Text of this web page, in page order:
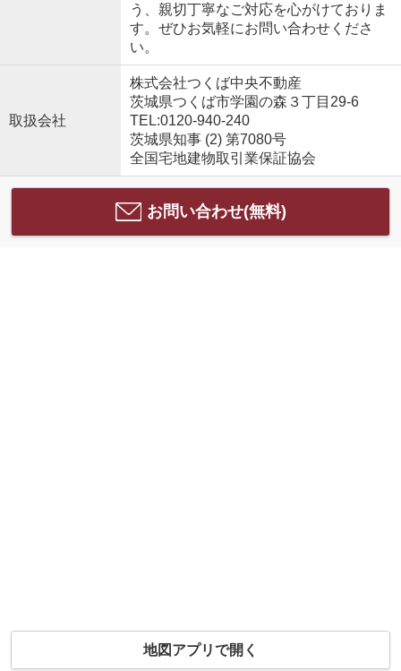
う、親切丁寧なご対応を心がけておりま
す。ぜひお気軽にお問い合わせくださ
い。
取扱会社
株式会社つくば中央不動産
茨城県つくば市学園の森３丁目29-6
TEL:0120-940-240
茨城県知事 (2) 第7080号
全国宅地建物取引業保証協会
お問い合わせ(無料)
地図アプリで開く